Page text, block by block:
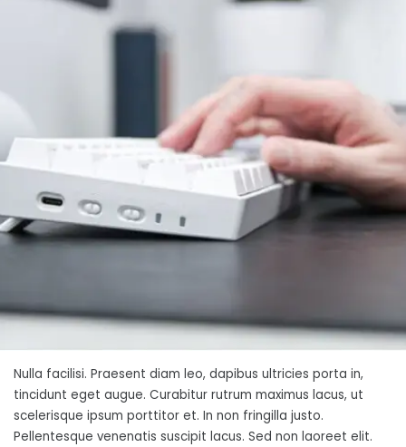
Nulla facilisi. Praesent diam leo, dapibus ultricies porta in,
tincidunt eget augue. Curabitur rutrum maximus lacus, ut
scelerisque ipsum porttitor et. In non fringilla justo.
Pellentesque venenatis suscipit lacus. Sed non laoreet elit.